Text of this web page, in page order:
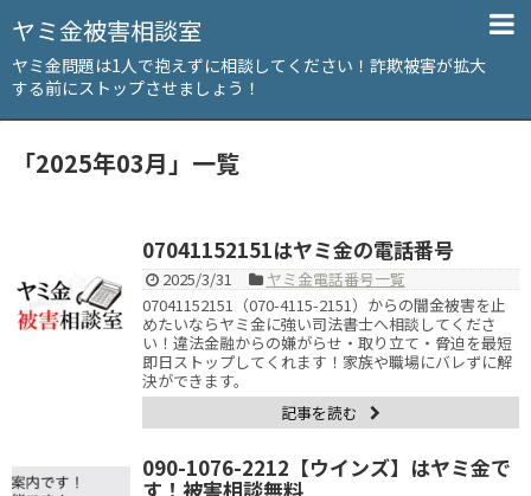
ヤミ金被害相談室
ヤミ金問題は1人で抱えずに相談してください！詐欺被害が拡大
する前にストップさせましょう！
「2025年03月」 一覧
07041152151はヤミ金の電話番号
2025/3/31
ヤミ金電話番号一覧
07041152151（070-4115-2151）からの闇金被害を止
めたいならヤミ金に強い司法書士へ相談してくださ
い！違法金融からの嫌がらせ・取り立て・脅迫を最短
即日ストップしてくれます！家族や職場にバレずに解
決ができます。
記事を読む
090-1076-2212【ウインズ】はヤミ金で
す！被害相談無料